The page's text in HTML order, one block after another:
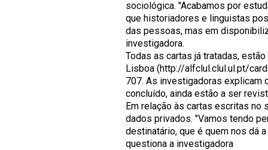
sociológica. "Acabamos por
que historiadores e linguistas
das pessoas, mas em
investigadora.
Todas as cartas já tratadas,
Lisboa (http://alfclul.clul.ul.pt/
707. As investigadoras explicam
concluído, ainda estão a ser
Em relação às cartas escritas no
dados privados. "Vamos tendo
destinatário, que é quem nos dá
questiona a investigadora